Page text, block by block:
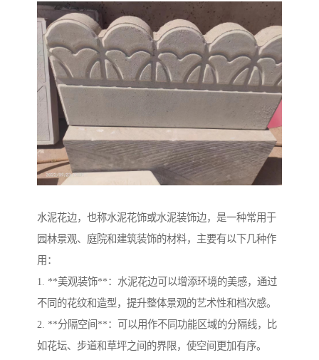
水泥花边，也称水泥花饰或水泥装饰边，是一种常用于
园林景观、庭院和建筑装饰的材料，主要有以下几种作
用：
1. **美观装饰**：水泥花边可以增添环境的美感，通过
不同的花纹和造型，提升整体景观的艺术性和档次感。
2. **分隔空间**：可以用作不同功能区域的分隔线，比
如花坛、步道和草坪之间的界限，使空间更加有序。